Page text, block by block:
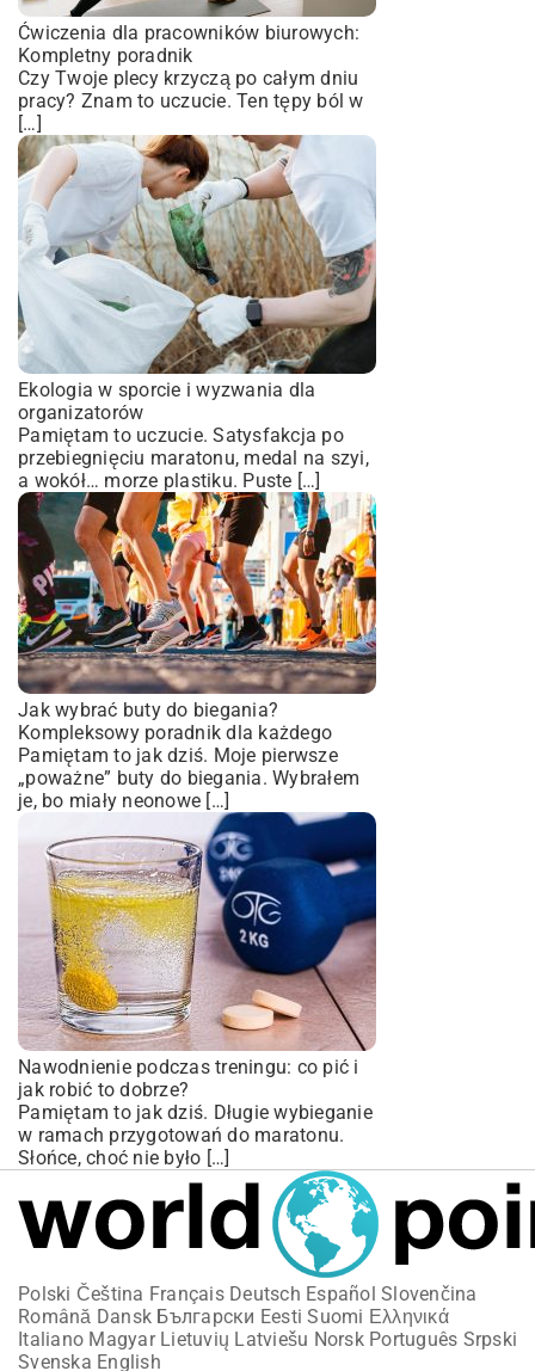
Ćwiczenia dla pracowników biurowych:
Kompletny poradnik
Czy Twoje plecy krzyczą po całym dniu
pracy? Znam to uczucie. Ten tępy ból w
[…]
Ekologia w sporcie i wyzwania dla
organizatorów
Pamiętam to uczucie. Satysfakcja po
przebiegnięciu maratonu, medal na szyi,
a wokół… morze plastiku. Puste […]
Jak wybrać buty do biegania?
Kompleksowy poradnik dla każdego
Pamiętam to jak dziś. Moje pierwsze
„poważne” buty do biegania. Wybrałem
je, bo miały neonowe […]
Nawodnienie podczas treningu: co pić i
jak robić to dobrze?
Pamiętam to jak dziś. Długie wybieganie
w ramach przygotowań do maratonu.
Słońce, choć nie było […]
Polski Čeština Français Deutsch Español Slovenčina
Română Dansk Български Eesti Suomi Ελληνικά
Italiano Magyar Lietuvių Latviešu Norsk Português Srpski
Svenska English